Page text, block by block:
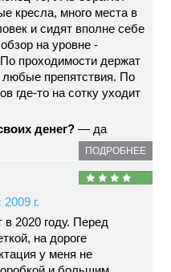
кресла, много места в
и сидят вполне себе
на уровне -
проходимости держат
препятствия. По
где-то на сотку уходит
денег? — да
ПОДРОБНЕЕ
г.
в 2020 году. Перед
на дороге
у меня не